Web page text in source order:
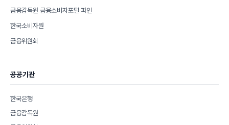
금융감독원 금융소비자포털 파인
한국소비자원
금융위원회
공공기관
한국은행
금융감독원